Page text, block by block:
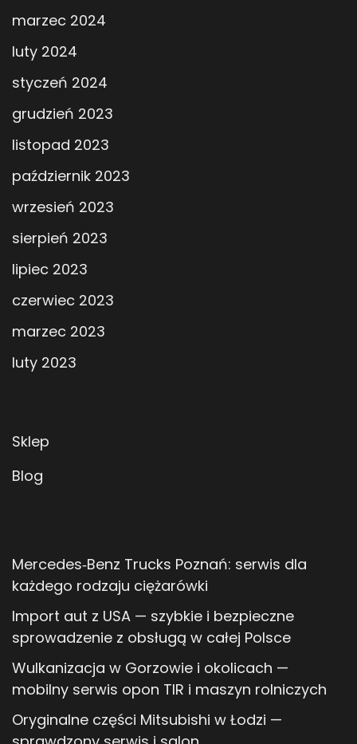
marzec 2024
luty 2024
styczeń 2024
grudzień 2023
listopad 2023
październik 2023
wrzesień 2023
sierpień 2023
lipiec 2023
czerwiec 2023
marzec 2023
luty 2023
Sklep
Blog
Mercedes‑Benz Trucks Poznań: serwis dla
każdego rodzaju ciężarówki
Import aut z USA — szybkie i bezpieczne
sprowadzenie z obsługą w całej Polsce
Wulkanizacja w Gorzowie i okolicach —
mobilny serwis opon TIR i maszyn rolniczych
Oryginalne części Mitsubishi w Łodzi —